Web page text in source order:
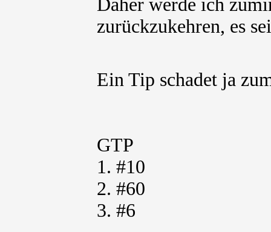
Daher werde ich
zurückzukehren, es
Ein Tip schadet ja
GTP
1. #10
2. #60
3. #6